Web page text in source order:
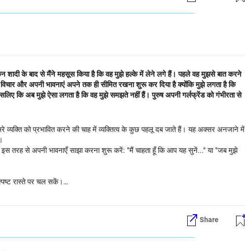
शादी के बाद से मैंने महसूस किया है कि वह मुझे हल्के में लेने लगे हैं। पहले वह मुझसे बात करने
और अपनी भावनाएं अपने तक ही सीमित रखना शुरू कर दिया है क्योंकि मुझे लगता है कि
कि अब मुझे ऐसा लगता है कि वह मुझे समझते नहीं हैं। पुरुष अपनी गर्लफ्रेंड को गंभीरता से
व्यक्ति को प्रभावित करने की चाह में व्यक्तित्व के कुछ पहलू दब जाते हैं। यह अक्सर अनजाने में
तरह से अपनी भावनाएँ साझा करना शुरू करें: "मैं चाहता हूँ कि आप यह सुनें..." या "जब मुझे
रास्ते पर चल सकें।
Share